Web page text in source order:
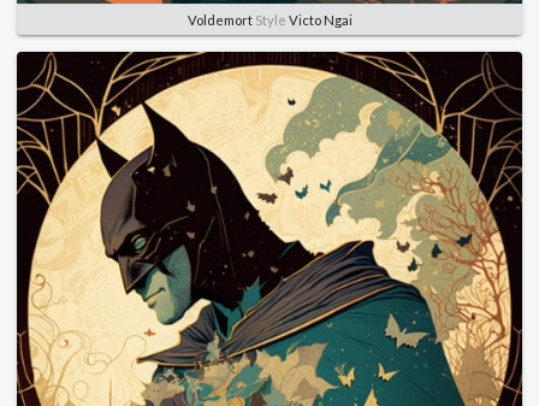
VoldemortStyle Victo Ngai